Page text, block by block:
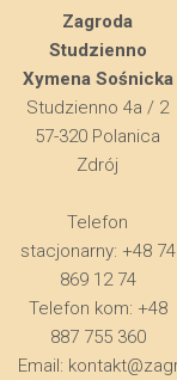
Zagroda
Studzienno
Xymena Sośnicka
Studzienno 4a / 2
57-320 Polanica
Zdrój
Telefon
stacjonarny: +48 74
869 12 74
Telefon kom: +48
887 755 360
Email: